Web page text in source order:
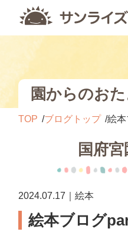
園からのおた
TOP ブログトップ 絵
国府
2024.07.17｜絵本
絵本ブログ